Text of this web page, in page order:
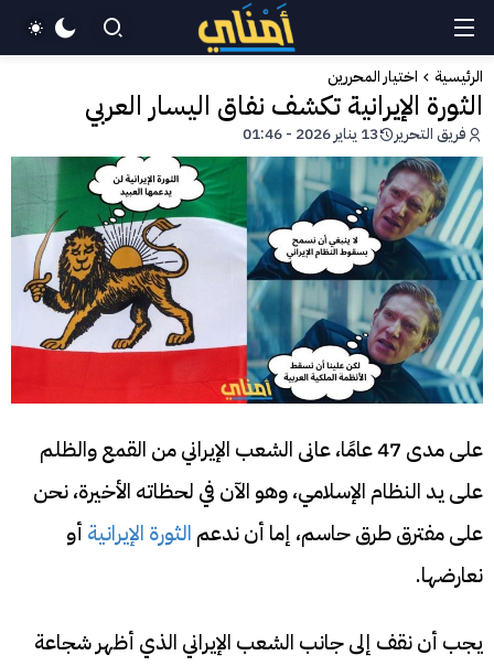
الرئيسية اختيار المحررين
الثورة الإيرانية تكشف نفاق اليسار العربي
فريق التحرير 13 يناير 2026 - 01:46
على مدى 47 عامًا، عانى الشعب الإيراني من القمع والظلم
على يد النظام الإسلامي، وهو الآن في لحظاته الأخيرة، نحن
على مفترق طرق حاسم، إما أن ندعم الثورة الإيرانية أو
نعارضها.
يجب أن نقف إلى جانب الشعب الإيراني الذي أظهر شجاعة